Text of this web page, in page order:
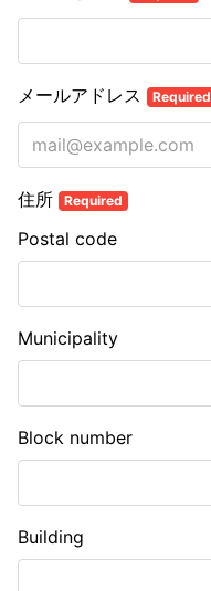
メールアドレス Required
住所 Required
Postal code
Municipality
Block number
Building